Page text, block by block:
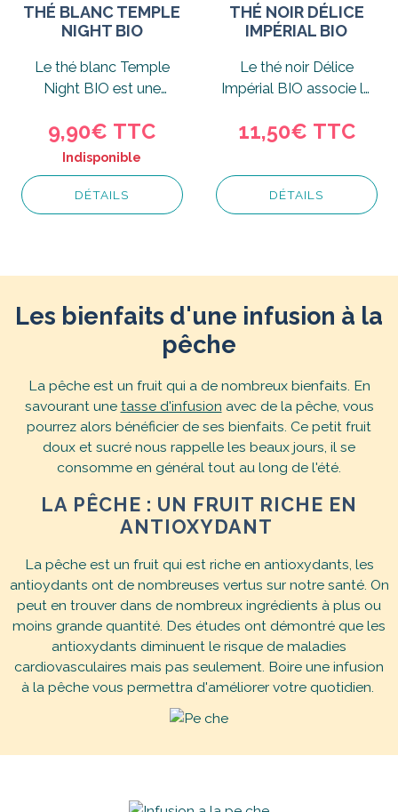
THÉ BLANC TEMPLE
NIGHT BIO
Le thé blanc Temple
Night BIO est une
de thé vert fruitée...
9,90€ TTC
Indisponible
DÉTAILS
THÉ NOIR DÉLICE
IMPÉRIAL BIO
Le thé noir Délice
Impérial BIO associe le
11,50€ TTC
DÉTAILS
Les bienfaits d'une infusion à la
pêche
La pêche est un fruit qui a de nombreux bienfaits. En
savourant une tasse d'infusion avec de la pêche, vous
pourrez alors bénéficier de ses bienfaits. Ce petit fruit
doux et sucré nous rappelle les beaux jours, il se
consomme en général tout au long de l'été.
LA PÊCHE : UN FRUIT RICHE EN
ANTIOXYDANT
La pêche est un fruit qui est riche en antioxydants, les
antioydants ont de nombreuses vertus sur notre santé. On
peut en trouver dans de nombreux ingrédients à plus ou
moins grande quantité. Des études ont démontré que les
antioxydants diminuent le risque de maladies
cardiovasculaires mais pas seulement. Boire une infusion
à la pêche vous permettra d'améliorer votre quotidien.